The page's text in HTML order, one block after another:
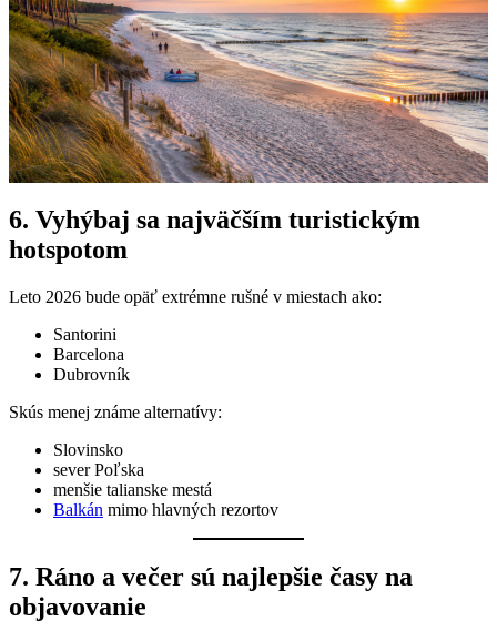
6. Vyhýbaj sa najväčším turistickým
hotspotom
Leto 2026 bude opäť extrémne rušné v miestach ako:
Santorini
Barcelona
Dubrovník
Skús menej známe alternatívy:
Slovinsko
sever Poľska
menšie talianske mestá
Balkán mimo hlavných rezortov
7. Ráno a večer sú najlepšie časy na
objavovanie